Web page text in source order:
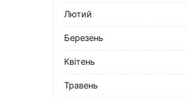
Лютий
Березень
Квітень
Травень